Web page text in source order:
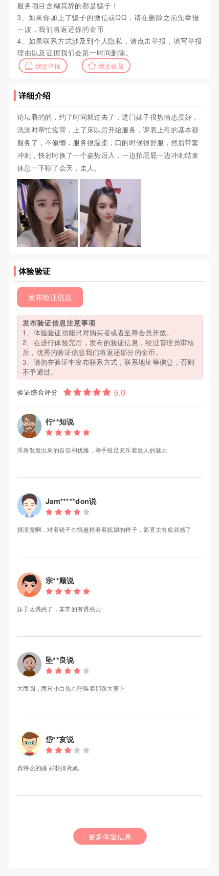
服务项目含糊其辞的都是骗子！
3、如果你加上了骗子的微信或QQ，请在删除之前先举报
一波，我们将返还你的金币
4、如果联系方式涉及到个人隐私，请点击举报，填写举报
理由以及证据我们会第一时间删除。
我要举报 我要收藏
详细介绍
论坛看的的，约了时间就过去了，进门妹子很热情态度好，
洗澡时帮忙搓背，上了床以后开始服务，课表上有的基本都
服务了，不偷懒，服务很温柔，口的时候很舒服，然后带套
冲刺，快射时换了一个姿势后入，一边拍屁屁一边冲刺结束
休息一下聊了会天，走人。
体验验证
发布验证信息
发布验证信息注意事项
1、体验验证功能只对购买者或者至尊会员开放。
2、在进行体验完后，发布的验证信息，经过管理员审核
后，优秀的验证信息我们将返还部分的金币。
3、请勿在验证中发布联系方式，联系地址等信息，否则
不予通过。
验证综合评分
行**知说
浑身散发出来的自信和优雅，举手投足充斥着迷人的魅力
Jam*****don说
很满意啊，对着镜子在情趣椅看着妩媚的样子，简直太有成就感了
宗**顺说
妹子太诱惑了，非常的有诱惑力
坠**良说
大而圆，两只小白兔在呼唤着那跟大萝卜
岱**亥说
真特么的骚 好想操死她
更多体验信息